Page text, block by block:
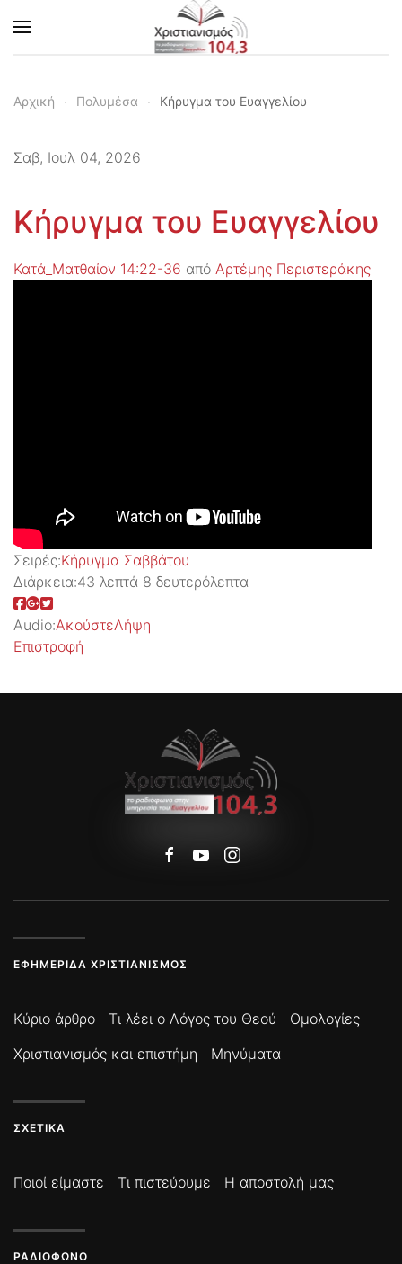
Skip to main content
Αρχική Πολυμέσα Κήρυγμα του Ευαγγελίου
Σαβ, Ιουλ 04, 2026
Κήρυγμα του Ευαγγελίου
Κατά_Ματθαίον 14:22-36 από Αρτέμης Περιστεράκης
Σειρές:Kήρυγμα Σαββάτου
Διάρκεια:43 λεπτά 8 δευτερόλεπτα
Audio:ΑκούστεΛήψη
Επιστροφή
ΕΦΗΜΕΡΊΔΑ ΧΡΙΣΤΙΑΝΙΣΜΌΣ
Κύριο άρθρο Τι λέει ο Λόγος του Θεού
Ομολογίες
Χριστιανισμός και επιστήμη
Μηνύματα
ΣΧΕΤΙΚΆ
Ποιοί είμαστε Τι πιστεύουμε Η αποστολή μας
ΡΑΔΙΌΦΩΝΟ